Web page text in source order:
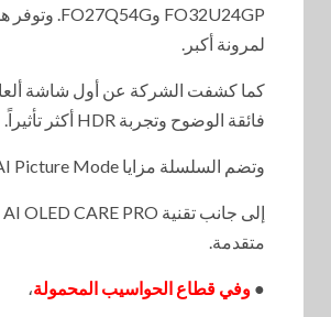
لمرونة أكبر.
فائقة الوضوح وتجربة HDR أكثر تأثيراً.
وتضم السلسلة مزايا AI Picture Mode وخصائص Tactical HUD وTactical Crosshair الجديدة لتعزيز الأداء التنافسي،
متقدمة.
● وفي قطاع الحواسيب المحمولة،